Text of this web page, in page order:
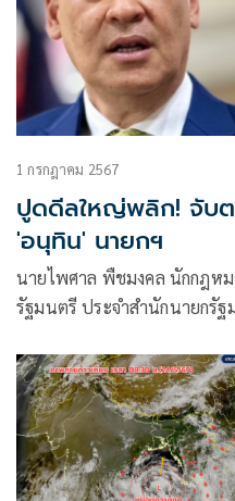
1 กรกฎาคม 2567
ปูดดีลใหญ่พลิก! จับต
'อนุทิน' นายกฯ
นายไพศาล พืชมงคล นักกฎห
รัฐมนตรี ประจำสำนักนายกรั